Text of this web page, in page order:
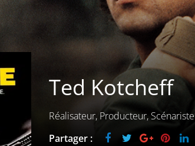
Ted Kotcheff
Réalisateur, Producteur, Scénariste
Partager :